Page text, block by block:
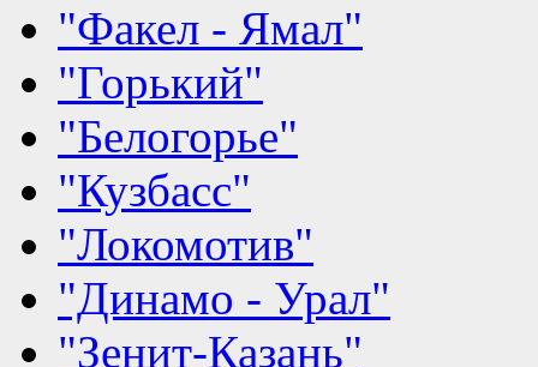
"Факел - Ямал"
"Горький"
"Белогорье"
"Кузбасс"
"Локомотив"
"Динамо - Урал"
"Зенит-Казань"